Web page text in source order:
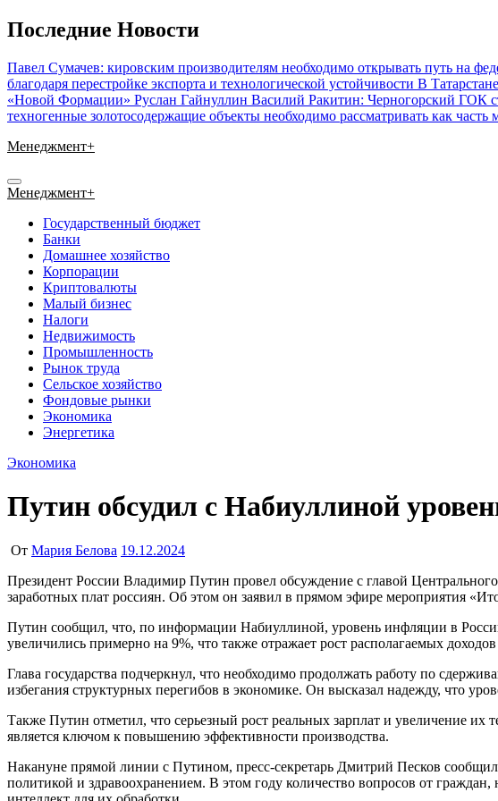
Перейти
к
Последние Новости
Павел Сумачев: кировским производителям необходимо открывать путь на
благодаря перестройке экспорта и технологической устойчивости В
«Новой Формации» Руслан Гайнуллин Василий Ракитин: Черногорский ГОК
техногенные золотосодержащие объекты необходимо рассматривать как
Менеджмент+
Менеджмент+
Государственный бюджет
Банки
Домашнее хозяйство
Корпорации
Криптовалюты
Малый бизнес
Налоги
Недвижимость
Промышленность
Рынок труда
Сельское хозяйство
Фондовые рынки
Экономика
Энергетика
Экономика
Путин обсудил с Набиуллиной
От Мария Белова 19.12.2024
Президент России Владимир Путин провел обсуждение с главой Центрального банка России Эльвирой Набиуллиной относительно текущего уровня инфляции в стране и динамики реальных
заработных плат россиян. Об этом он заявил в прямом эфире мероприятия
Путин сообщил, что, по информации Набиуллиной, уровень инфляции в
увеличились примерно на 9%, что также отражает рост располагаемых доходов
Глава государства подчеркнул, что необходимо продолжать работу по
избегания структурных перегибов в экономике. Он высказал надежду, что
Также Путин отметил, что серьезный рост реальных зарплат и увеличение
является ключом к повышению эффективности производства.
Накануне прямой линии с Путином, пресс-секретарь Дмитрий Песков
политикой и здравоохранением. В этом году количество вопросов от